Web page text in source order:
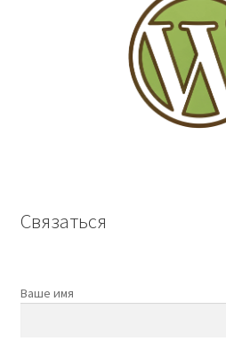
Связаться
Ваше имя